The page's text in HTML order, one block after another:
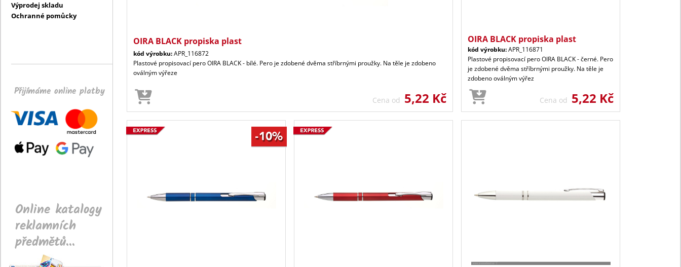
Výprodej skladu
Ochranné pomůcky
Přijímáme online platby
Online katalogy
reklamních
předmětů...
OIRA BLACK propiska plast
kód výrobku:APR_116872
Plastové propisovací pero OIRA BLACK - bílé. Pero je zdobené dvěma stříbrnými proužky. Na těle je zdobeno
oválným výřeze
Cena od 5,22 Kč
OIRA BLACK propiska plast
kód výrobku:APR_116871
Plastové propisovací pero OIRA BLACK - černé. Pero
je zdobené dvěma stříbrnými proužky. Na těle je
zdobeno oválným výřez
Cena od 5,22 Kč